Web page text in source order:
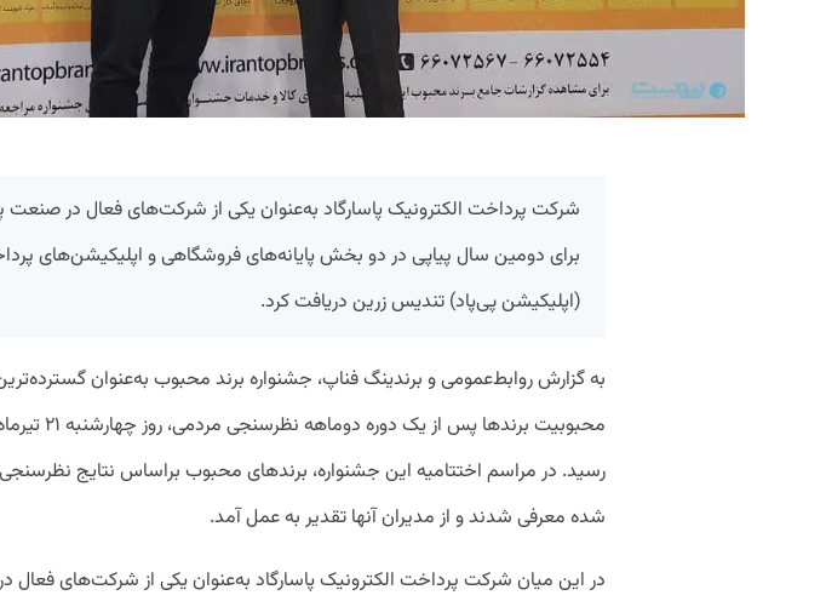
شرکت پرداخت الکترونیک پاسارگاد به‌عنوان یکی از شرکت‌های فعال در صنعت
برای دومین سال پیاپی در دو بخش پایانه‌‌های فروشگاهی و اپلیکیشن‌های
(اپلیکیشن پی‌پاد) تندیس زرین دریافت کرد.
به گزارش روابط‌عمومی و برندینگ فناپ، جشنواره برند محبوب به‌عنوان
محبوبیت برندها پس از یک
رسید. در مراسم اختتامیه این جشنواره، برندهای محبوب براساس نتایج
شده معرفی شدند و از مدیران آنها تقدیر به عمل آمد.
در این میان شرکت پرداخت الکترونیک پاسارگاد به‌عنوان یکی از شرکت‌های فعال